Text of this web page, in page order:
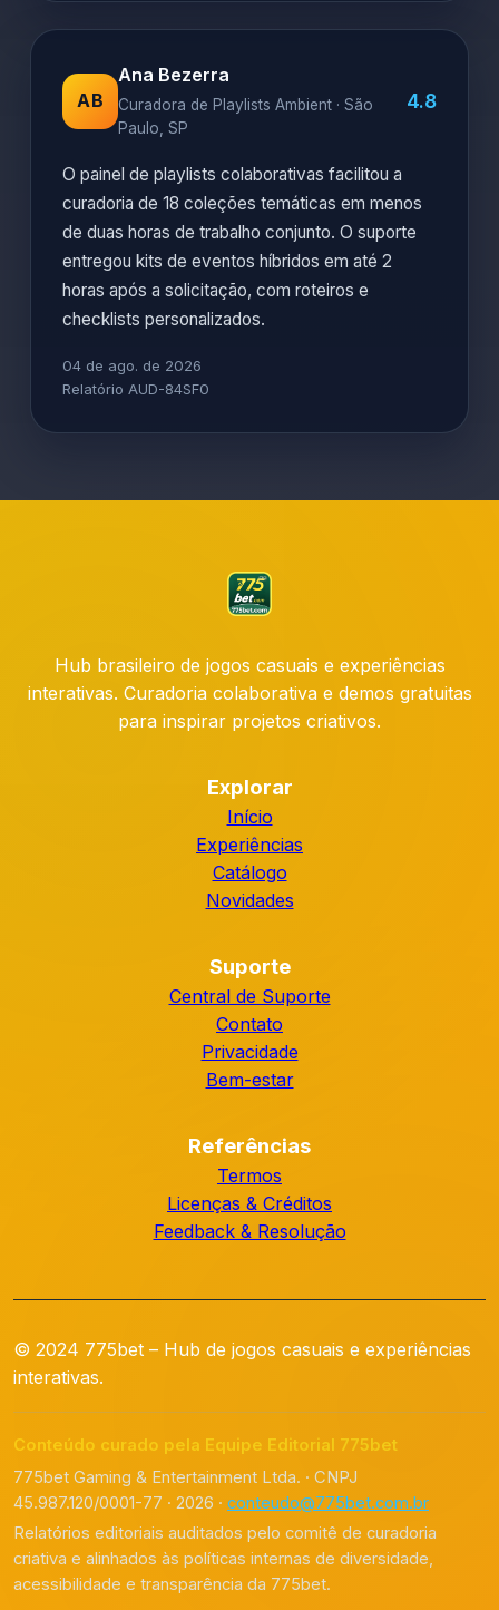
AB
Ana Bezerra
Curadora de Playlists Ambient · São
Paulo, SP
4.8
O painel de playlists colaborativas facilitou a
curadoria de 18 coleções temáticas em menos
de duas horas de trabalho conjunto. O suporte
entregou kits de eventos híbridos em até 2
horas após a solicitação, com roteiros e
checklists personalizados.
04 de ago. de 2026
Relatório AUD-84SF0
Hub brasileiro de jogos casuais e experiências
interativas. Curadoria colaborativa e demos gratuitas
para inspirar projetos criativos.
Explorar
Início
Experiências
Catálogo
Novidades
Suporte
Central de Suporte
Contato
Privacidade
Bem-estar
Referências
Termos
Licenças & Créditos
Feedback & Resolução
© 2024 775bet – Hub de jogos casuais e experiências
interativas.
Conteúdo curado pela Equipe Editorial 775bet
775bet Gaming & Entertainment Ltda. · CNPJ
45.987.120/0001-77 · 2026 · conteudo@775bet.com.br
Relatórios editoriais auditados pelo comitê de curadoria
criativa e alinhados às políticas internas de diversidade,
acessibilidade e transparência da 775bet.